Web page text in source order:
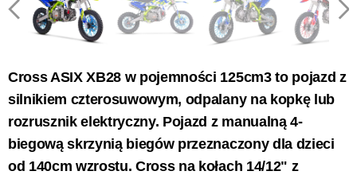
Cross ASIX XB28 w pojemności 125cm3 to pojazd z
silnikiem czterosuwowym, odpalany na kopkę lub
rozrusznik elektryczny. Pojazd z manualną 4-
biegową skrzynią biegów przeznaczony dla dzieci
od 140cm wzrostu. Cross na kołach 14/12" z